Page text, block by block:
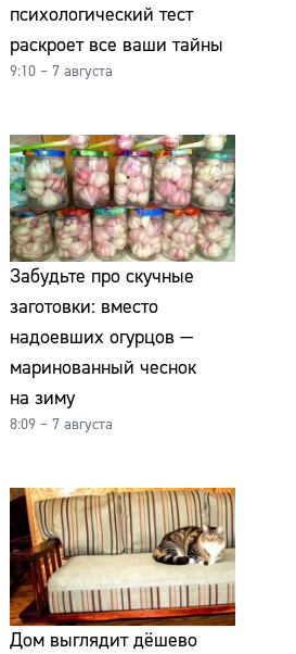
психологический тест
раскроет все ваши тайны
9:10 – 7 августа
Забудьте про скучные
заготовки: вместо
надоевших огурцов —
маринованный чеснок
на зиму
8:09 – 7 августа
Дом выглядит дёшево